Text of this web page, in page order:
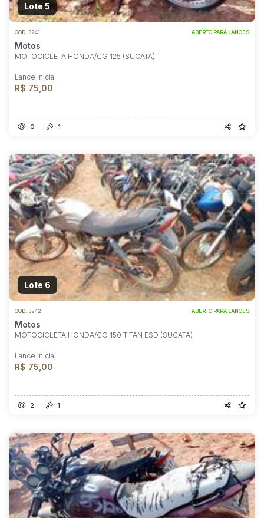
Lote 5
COD. 3241 ABERTO PARA LANCES
Motos
MOTOCICLETA HONDA/CG 125 (SUCATA)
Lance Inicial
R$ 75,00
0 1
Lote 6
COD. 3242 ABERTO PARA LANCES
Motos
MOTOCICLETA HONDA/CG 150 TITAN ESD (SUCATA)
Lance Inicial
R$ 75,00
2 1